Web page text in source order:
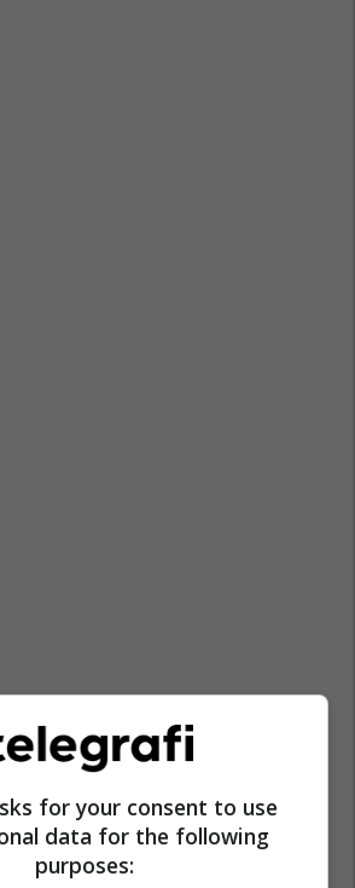
for your consent to use
data for the following
purposes: